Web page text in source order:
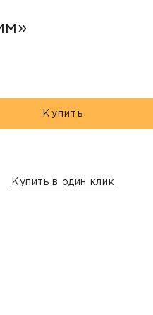
Купить
Купить в один клик